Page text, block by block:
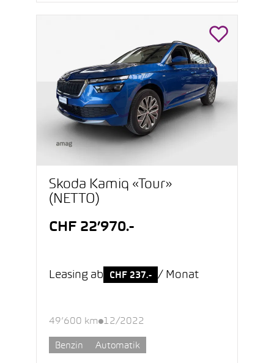
Škoda Kamiq «Tour»
(NETTO)
CHF 22’970.-
Leasing ab CHF 237.- / Monat
49’600 km 12/2022
Benzin Automatik